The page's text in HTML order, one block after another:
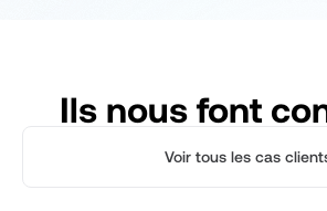
Ils nous font
Voir tous les cas